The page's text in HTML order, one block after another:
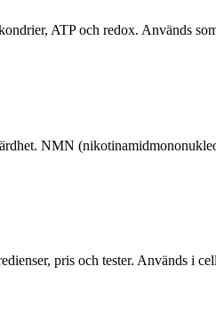
ATP och redox. Används
NMN
pris och tester. Används i